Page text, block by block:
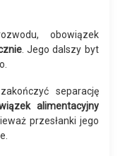
obowiązek
. Jego dalszy byt
separację
alimentacyjny
przesłanki jego